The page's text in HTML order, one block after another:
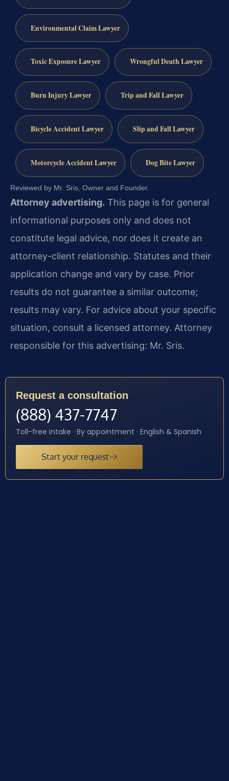
Environmental Claim Lawyer
Toxic Exposure Lawyer Wrongful Death Lawyer
Burn Injury Lawyer Trip and Fall Lawyer
Bicycle Accident Lawyer Slip and Fall Lawyer
Motorcycle Accident Lawyer Dog Bite Lawyer
Reviewed by Mr. Sris, Owner and Founder.
Attorney advertising. This page is for general
informational purposes only and does not
constitute legal advice, nor does it create an
attorney-client relationship. Statutes and their
application change and vary by case. Prior
results do not guarantee a similar outcome;
results may vary. For advice about your specific
situation, consult a licensed attorney. Attorney
responsible for this advertising: Mr. Sris.
Request a consultation
(888) 437-7747
Toll-free intake · By appointment · English & Spanish
Start your request